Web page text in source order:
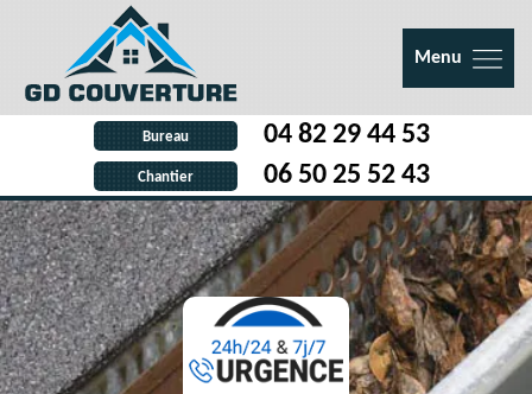
Menu
Bureau 04 82 29 44 53
Chantier 06 50 25 52 43